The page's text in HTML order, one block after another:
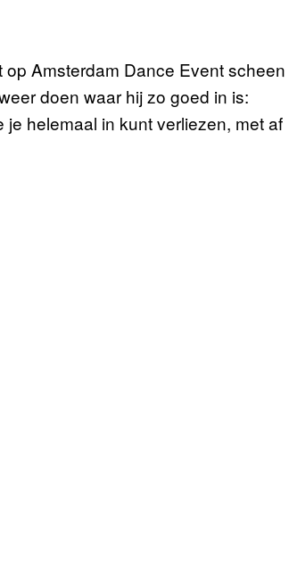
Amsterdam Dance Event scheen
doen waar hij zo goed in is:
helemaal in kunt verliezen, met af